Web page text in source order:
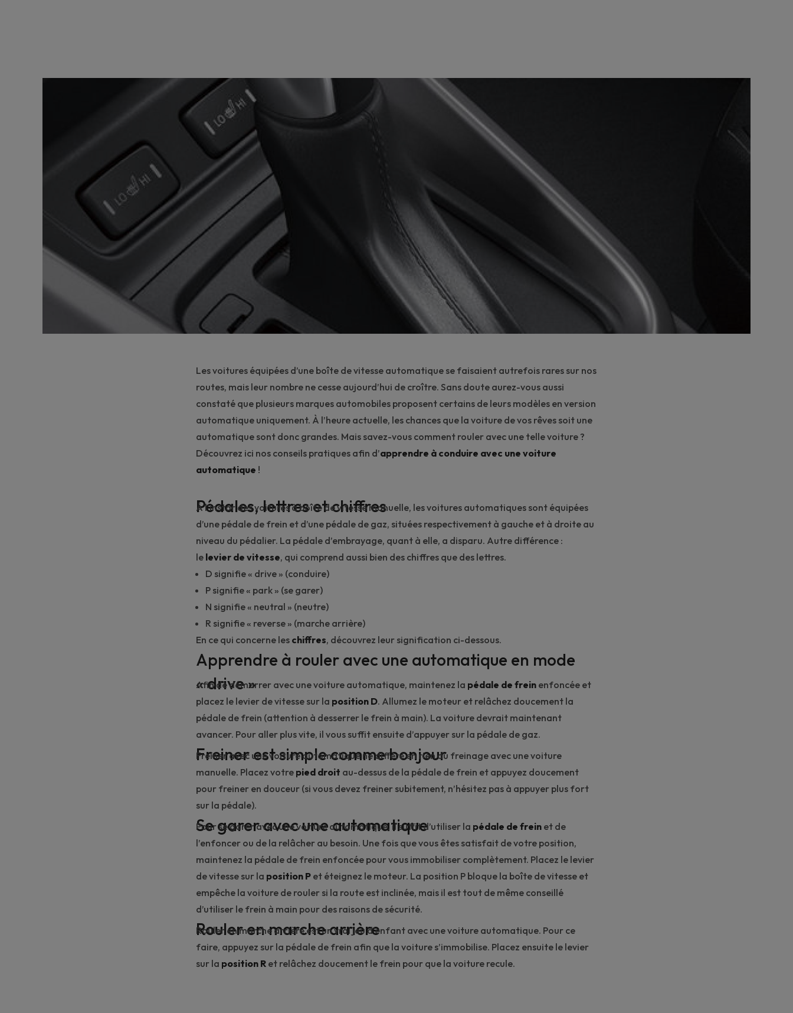
Les voitures équipées d’une boîte de vitesse automatique se faisaient autrefois rares sur nos
routes, mais leur nombre ne cesse aujourd’hui de croître. Sans doute aurez-vous aussi
constaté que plusieurs marques automobiles proposent certains de leurs modèles en version
automatique uniquement. À l’heure actuelle, les chances que la voiture de vos rêves soit une
automatique sont donc grandes. Mais savez-vous comment rouler avec une telle voiture ?
Découvrez ici nos conseils pratiques afin d’apprendre à conduire avec une voiture
automatique !
Pédales, lettres et chiffres
À l’instar des voitures à boîte de vitesse manuelle, les voitures automatiques sont équipées
d’une pédale de frein et d’une pédale de gaz, situées respectivement à gauche et à droite au
niveau du pédalier. La pédale d’embrayage, quant à elle, a disparu. Autre différence :
le levier de vitesse, qui comprend aussi bien des chiffres que des lettres.
D signifie « drive » (conduire)
P signifie « park » (se garer)
N signifie « neutral » (neutre)
R signifie « reverse » (marche arrière)
En ce qui concerne les chiffres, découvrez leur signification ci-dessous.
Apprendre à rouler avec une automatique en mode
«drive»
Afin de démarrer avec une voiture automatique, maintenez la pédale de frein enfoncée et
placez le levier de vitesse sur la position D. Allumez le moteur et relâchez doucement la
pédale de frein (attention à desserrer le frein à main). La voiture devrait maintenant
avancer. Pour aller plus vite, il vous suffit ensuite d’appuyer sur la pédale de gaz.
Freiner est simple comme bonjour
Freiner avec une voiture automatique ne diffère en rien du freinage avec une voiture
manuelle. Placez votre pied droit au-dessus de la pédale de frein et appuyez doucement
pour freiner en douceur (si vous devez freiner subitement, n’hésitez pas à appuyer plus fort
sur la pédale).
Se garer avec une automatique
Pourse gareravec une voiture automatique, il suffit d’utiliser la pédale de frein et de
l’enfoncer ou de la relâcher au besoin. Une fois que vous êtes satisfait de votre position,
maintenez la pédale de frein enfoncée pour vous immobiliser complètement. Placez le levier
de vitesse sur la position P et éteignez le moteur. La position P bloque la boîte de vitesse et
empêche la voiture de rouler si la route est inclinée, mais il est tout de même conseillé
d’utiliser le frein à main pour des raisons de sécurité.
Rouler en marche arrière
Rouler en marche arrièreest un vrai jeu d’enfant avec une voiture automatique. Pour ce
faire, appuyez sur la pédale de frein afin que la voiture s’immobilise. Placez ensuite le levier
sur la position R et relâchez doucement le frein pour que la voiture recule.